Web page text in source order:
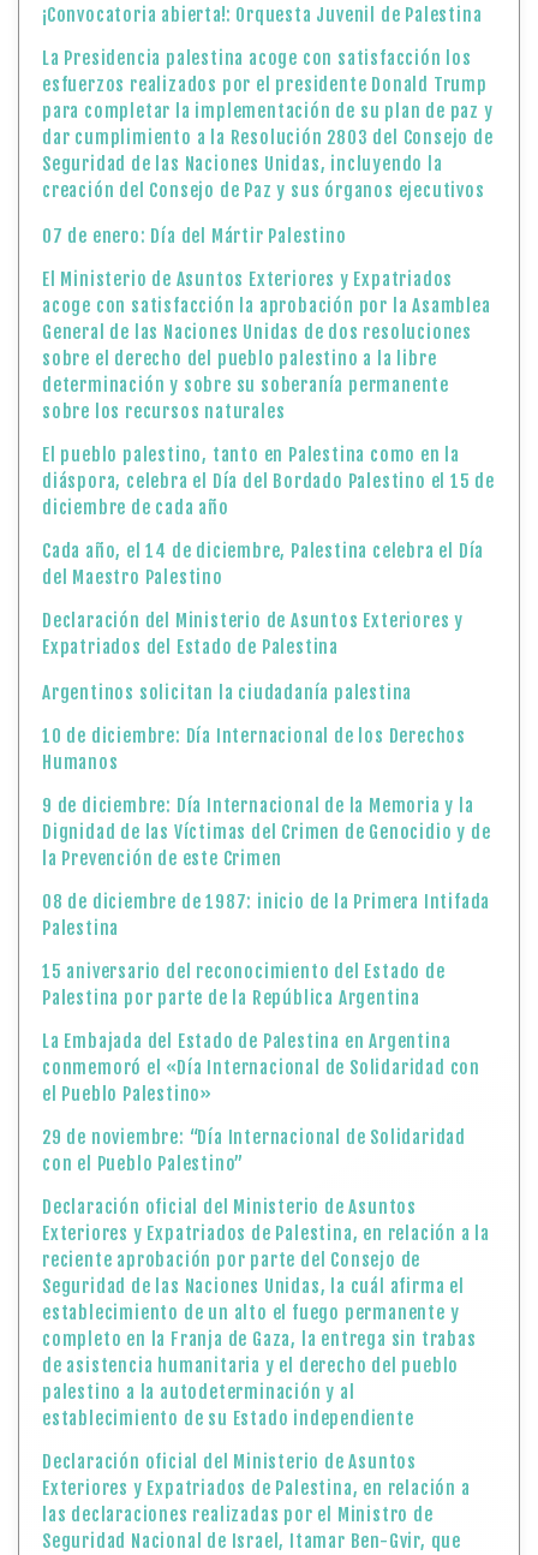
¡Convocatoria abierta!: Orquesta Juvenil de Palestina
La Presidencia palestina acoge con satisfacción los
esfuerzos realizados por el presidente Donald Trump
para completar la implementación de su plan de paz y
dar cumplimiento a la Resolución 2803 del Consejo de
Seguridad de las Naciones Unidas, incluyendo la
creación del Consejo de Paz y sus órganos ejecutivos
07 de enero: Día del Mártir Palestino
El Ministerio de Asuntos Exteriores y Expatriados
acoge con satisfacción la aprobación por la Asamblea
General de las Naciones Unidas de dos resoluciones
sobre el derecho del pueblo palestino a la libre
determinación y sobre su soberanía permanente
sobre los recursos naturales
El pueblo palestino, tanto en Palestina como en la
diáspora, celebra el Día del Bordado Palestino el 15 de
diciembre de cada año
Cada año, el 14 de diciembre, Palestina celebra el Día
del Maestro Palestino
Declaración del Ministerio de Asuntos Exteriores y
Expatriados del Estado de Palestina
Argentinos solicitan la ciudadanía palestina
10 de diciembre: Día Internacional de los Derechos
Humanos
9 de diciembre: Día Internacional de la Memoria y la
Dignidad de las Víctimas del Crimen de Genocidio y de
la Prevención de este Crimen
08 de diciembre de 1987: inicio de la Primera Intifada
Palestina
15 aniversario del reconocimiento del Estado de
Palestina por parte de la República Argentina
La Embajada del Estado de Palestina en Argentina
conmemoró el «Día Internacional de Solidaridad con
el Pueblo Palestino»
29 de noviembre: “Día Internacional de Solidaridad
con el Pueblo Palestino”
Declaración oficial del Ministerio de Asuntos
Exteriores y Expatriados de Palestina, en relación a la
reciente aprobación por parte del Consejo de
Seguridad de las Naciones Unidas, la cuál afirma el
establecimiento de un alto el fuego permanente y
completo en la Franja de Gaza, la entrega sin trabas
de asistencia humanitaria y el derecho del pueblo
palestino a la autodeterminación y al
establecimiento de su Estado independiente
Declaración oficial del Ministerio de Asuntos
Exteriores y Expatriados de Palestina, en relación a
las declaraciones realizadas por el Ministro de
Seguridad Nacional de Israel, Itamar Ben-Gvir, que